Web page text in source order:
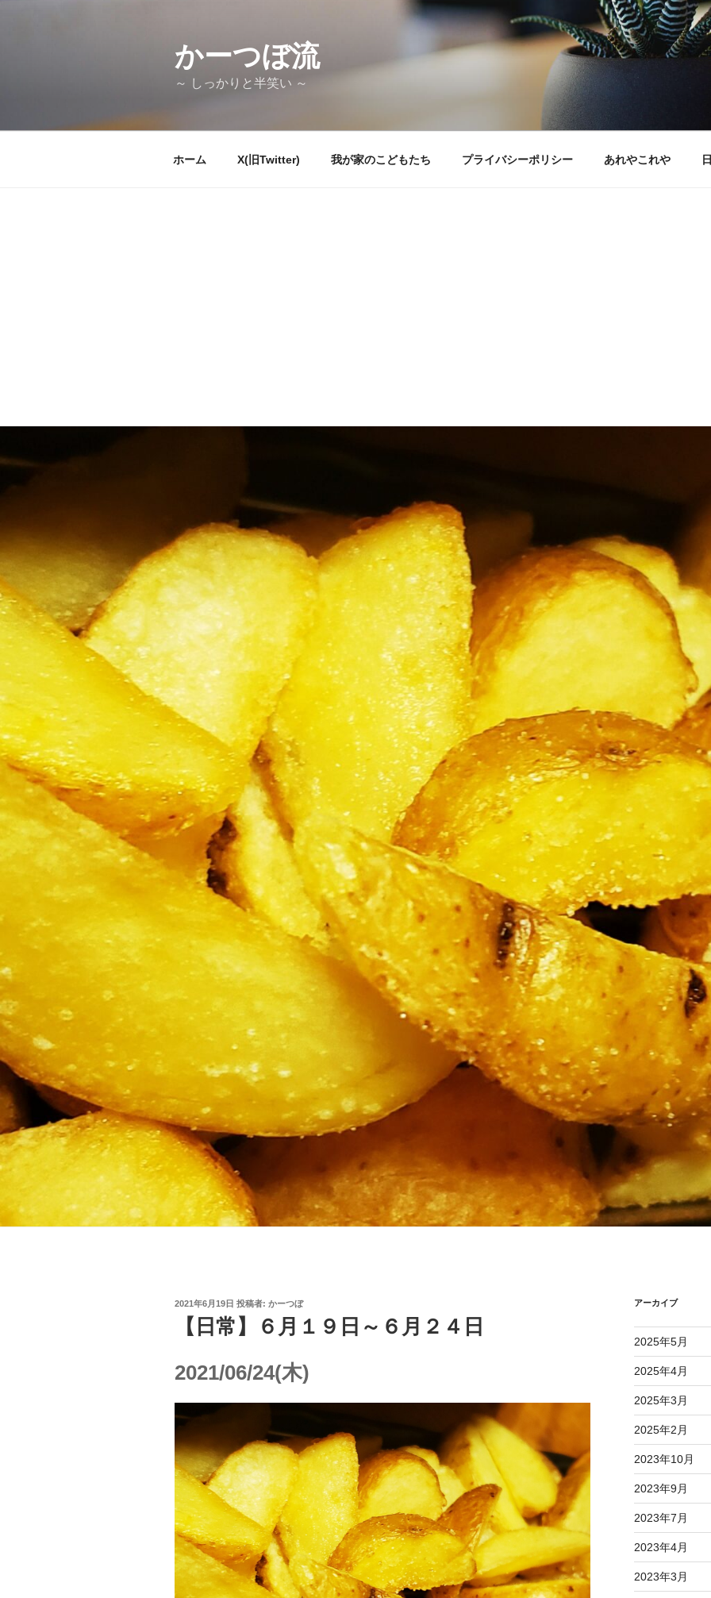
かーつぼ流
～ しっかりと半笑い ～
ホーム X(旧Twitter) 我が家のこどもたち プライバシーポリシー あれやこれや
投
2021年6月19日 投稿者: かーつぼ
【日常】６月１９日～６月２４日
2021/06/24(木)
アーカイブ
2025年5月
2025年4月
2025年3月
2025年2月
2023年10月
2023年9月
2023年7月
2023年4月
2023年3月